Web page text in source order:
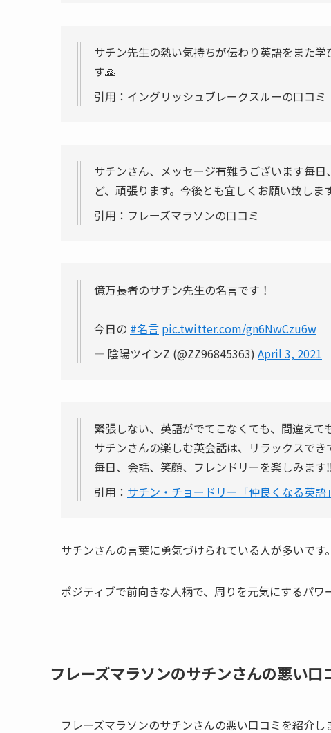
サチン先生の熱い気持ちが伝わり英語をまた
す🙏
引用：イングリッシュブレークスルーの口コミ
サチンさん、メッセージ有難うございます毎
ど、頑張ります。今後とも宜しくお願い致します
引用：フレーズマラソンの口コミ
億万長者のサチン先生の名言です！
今日の #名言 pic.twitter.com/gn6NwCzu6w
— 陰陽ツインZ (@ZZ96845363) April 3, 2021
緊張しない、英語がでてこなくても、間違えて
サチンさんの楽しむ英会話は、リラックスで
毎日、会話、笑顔、フレンドリーを楽しみま
引用： サチン・チョードリー「仲良くなる英語
サチンさんの言葉に勇気づけられている人が多いです。
ポジティブで前向きな人柄で、周りを元気にするパワ
フレーズマラソンのサチンさんの悪い口
フレーズマラソンのサチンさんの悪い口コミを紹介し